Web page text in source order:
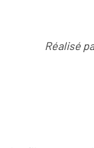
Réalisé